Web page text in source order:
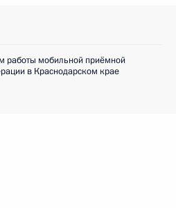
работы мобильной приёмной
в Краснодарском крае